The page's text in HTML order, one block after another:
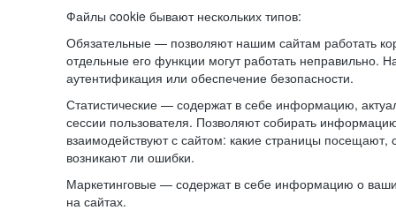
Файлы cookie бывают нескольких типов:
Обязательные — позволяют нашим сайтам работать
отдельные его функции могут работать неправильно.
аутентификация или обеспечение безопасности.
Статистические — содержат в себе информацию,
сессии пользователя. Позволяют собирать
взаимодействуют с сайтом: какие страницы посещают,
возникают ли ошибки.
Маркетинговые — содержат в себе информацию о
на сайтах.